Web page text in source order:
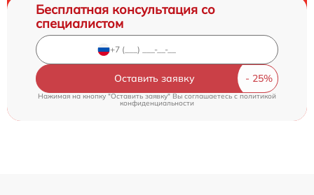
Бесплатная консультация со
специалистом
Оставить заявку
Нажимая на кнопку "Оставить заявку" Вы соглашаетесь cполитикой
конфиденциальности